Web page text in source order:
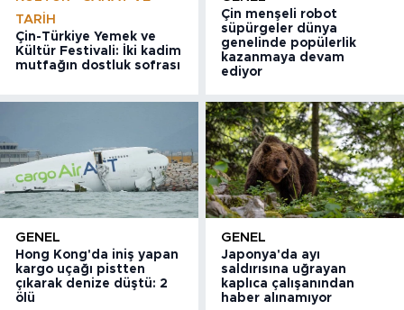
TARIH
Çin-Türkiye Yemek ve
Kültür Festivali: İki kadim
mutfağın dostluk sofrası
Çin menşeli robot
süpürgeler dünya
genelinde popülerlik
kazanmaya devam
ediyor
GENEL
Hong Kong'da iniş yapan
kargo uçağı pistten
çıkarak denize düştü: 2
ölü
GENEL
Japonya'da ayı
saldırısına uğrayan
kaplıca çalışanından
haber alınamıyor